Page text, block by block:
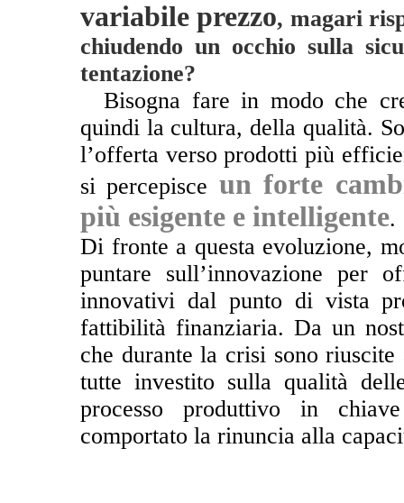
variabile prezzo, magari
chiudendo un occhio sulla
tentazione?
Bisogna fare in modo che
quindi la cultura, della qualità.
l’offerta verso prodotti più
si percepisce un forte
più esigente e intelligente.
Di fronte a questa evoluzione,
puntare sull’innovazione per
innovativi dal punto di vista
fattibilità finanziaria. Da un
che durante la crisi sono
tutte investito sulla qualità
processo produttivo in
comportato la rinuncia alla